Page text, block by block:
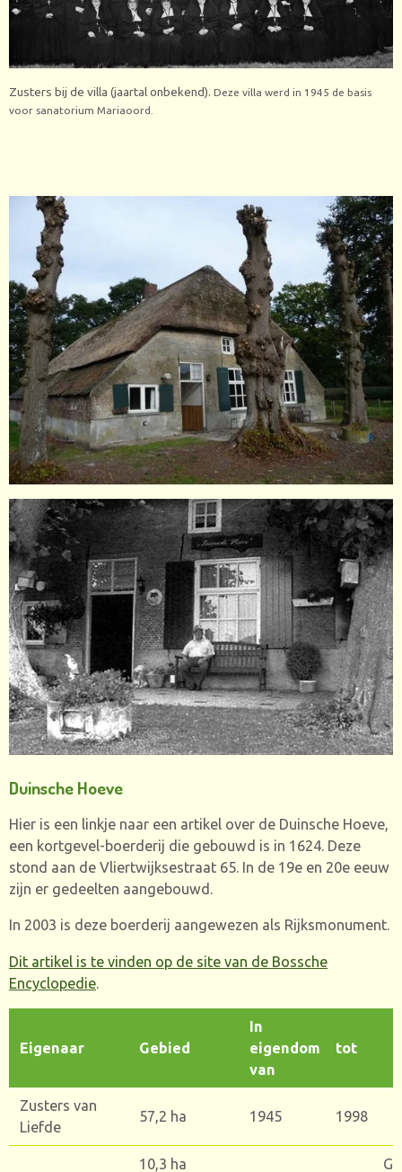
Zusters bij de villa (jaartal onbekend). Deze villa werd in 1945 de basis
voor sanatorium Mariaoord.
Duinsche Hoeve
Hier is een linkje naar een artikel over de Duinsche Hoeve,
een kortgevel-boerderij die gebouwd is in 1624. Deze
stond aan de Vliertwijksestraat 65. In de 19e en 20e eeuw
zijn er gedeelten aangebouwd.
In 2003 is deze boerderij aangewezen als Rijksmonument.
Dit artikel is te vinden op de site van de Bossche
Encyclopedie.
Eigenaar Gebied
In
eigendom
van
tot
Zusters van
Liefde
57,2 ha 1945 1998
10,3 ha